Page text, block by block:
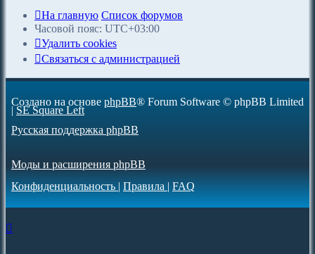
На главную Список форумов
Часовой пояс: UTC+03:00
Удалить cookies
Связаться с администрацией
Создано на основе phpBB® Forum Software © phpBB Limited
| SE Square Left
Русская поддержка phpBB
Моды и расширения phpBB
Конфиденциальность | Правила | FAQ